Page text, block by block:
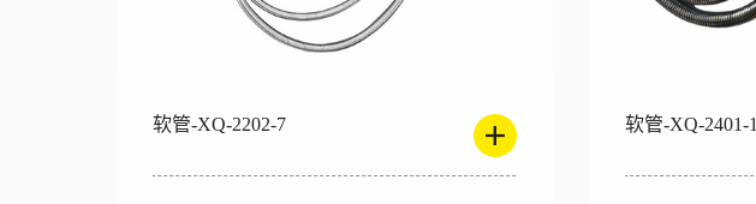
软管-XQ-2202-7 软管-XQ-2401-1